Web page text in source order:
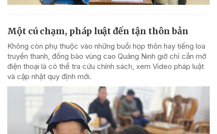
Một cú chạm, pháp luật đến tận thôn bản
Không còn phụ thuộc vào những buổi họp thôn hay tiếng loa
truyền thanh, đồng bào vùng cao Quảng Ninh giờ chỉ cần mở
điện thoại là có thể tra cứu chính sách, xem Video pháp luật
và cập nhật quy định mới.